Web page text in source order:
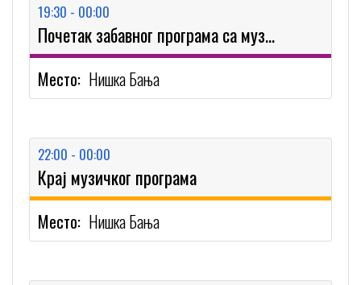
19:30 - 00:00
Почетак забавног програма са музичким бендом
Место: Нишка Бања
22:00 - 00:00
Крај музичког програма
Место: Нишка Бања